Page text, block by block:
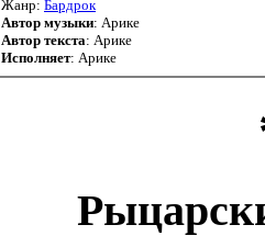
Жанр: Бардрок
Автор музыки: Арике
Автор текста: Арике
Исполняет: Арике